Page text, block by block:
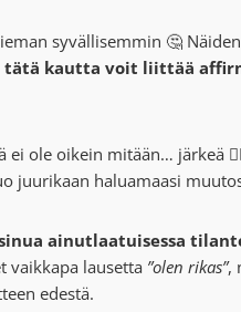
syvällisemmin 🤔
tätä kautta voit liittää
ei ole oikein mitään… järkeä
juurikaan haluamaasi
ainutlaatuisessa
vaikkapa lausetta ”olen rikas”,
edestä.